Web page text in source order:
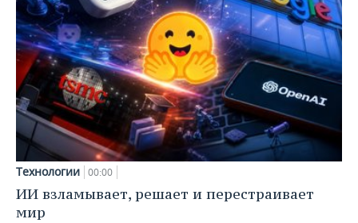
Технологии 00:00
ИИ взламывает, решает и перестраивает
мир